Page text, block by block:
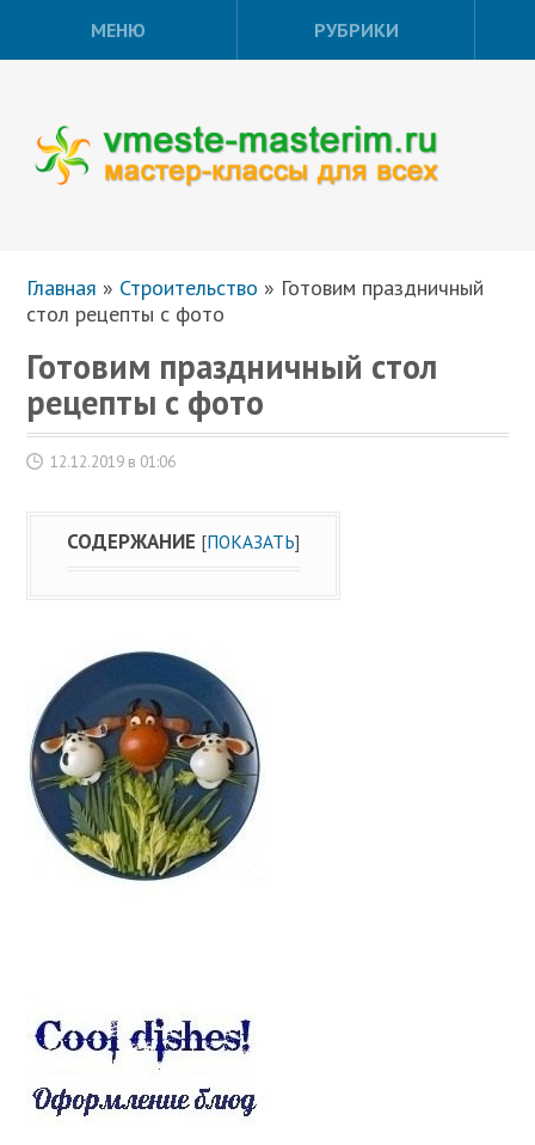
МЕНЮ РУБРИКИ
Главная » Строительство » Готовим праздничный
стол рецепты с фото
Готовим праздничный стол
рецепты с фото
12.12.2019 в 01:06
СОДЕРЖАНИЕ [ПОКАЗАТЬ]